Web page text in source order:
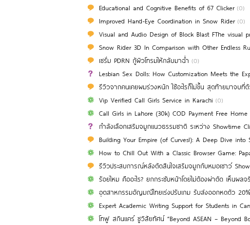
Educational and Cognitive Benefits of 67 Clicker (0)
Improved Hand-Eye Coordination in Snow Rider (0)
Visual and Audio Design of Block Blast FThe visual
Snow Rider 3D In Comparison with Other Endless
เซรั่ม PDRN กู้ผิวโทรมให้กลับมาฉ่ำ (0)
Lesbian Sex Dolls: How Customization Meets the
รีวิวจากคนเคยผมร่วงหนัก ใช้อะไรก็ไม่ขึ้น สุดท้ายมาจบที่
Vip Verified Call Girls Service in Karachi (0)
Call Girls in Lahore (30k) COD Payment Free
กำลังเลือกเสริมจมูกแนวธรรมชาติ ระหว่าง Showtime
Building Your Empire (of Curves!): A Deep Dive
How to Chill Out With a Classic Browser Game:
รีวิวประสบการณ์หลังตัดสินใจเสริมจมูกกับหมอเชาว์
ร้อยไหม คืออะไร? ยกกระชับหน้าโดยไม่ต้องผ่าตัด เห็นผลจ
อุตสาหกรรมอัญมณีไทยเร่งปรับเกม รับส่งออกหดตัว 20%
Expert Academic Writing Support for Students in
โทฟู สกินแคร์ ชูวิสัยทัศน์ “Beyond ASEAN – Beyond